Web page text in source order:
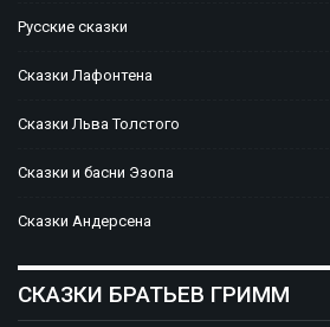
Русские сказки
Сказки Лафонтена
Сказки Льва Толстого
Сказки и басни Эзопа
Сказки Андерсена
СКАЗКИ БРАТЬЕВ ГРИММ